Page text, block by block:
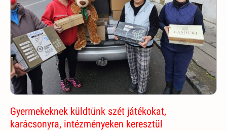
Gyermekeknek küldtünk szét játékokat,
karácsonyra, intézményeken keresztül